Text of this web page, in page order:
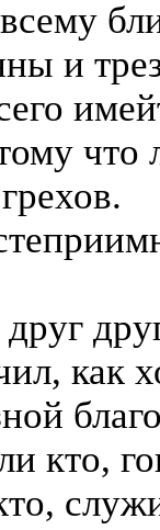
и
что
как
кто,